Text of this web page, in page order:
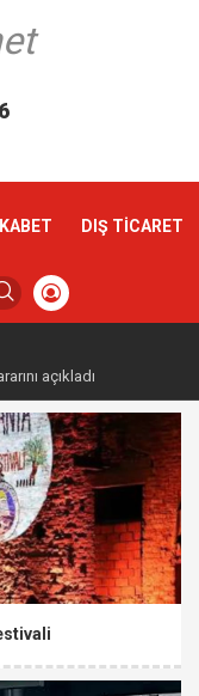
DIŞ TİCARET
başladı